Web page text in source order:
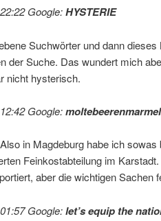
Google:HYSTERIE
Suchwörter und dann
der Suche. Das wundert mich
nicht hysterisch.
Google:
in Magdeburg habe ich
Feinkostabteilung im
aber die wichtigen Sachen
Google:let’s equip the